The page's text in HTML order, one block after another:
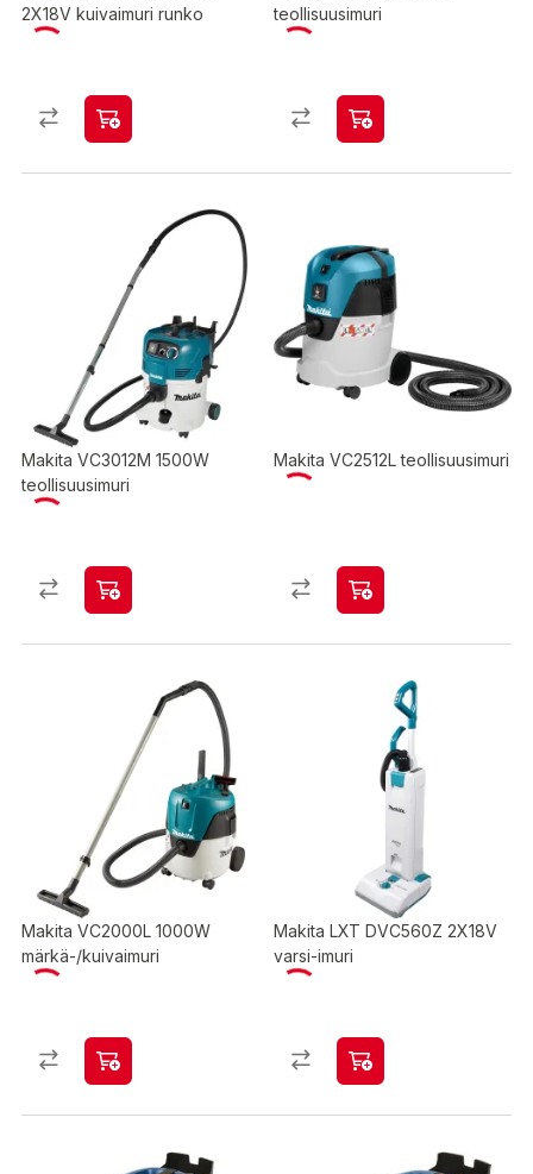
2X18V kuivaimuri runko
teollisuusimuri
Makita VC3012M 1500W
teollisuusimuri
Makita VC2512L teollisuusimuri
Makita VC2000L 1000W
märkä-/kuivaimuri
Makita LXT DVC560Z 2X18V
varsi-imuri